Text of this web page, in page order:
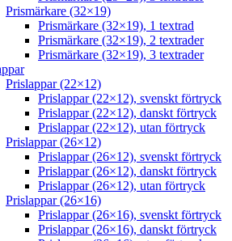
Prismärkare (32×19)
Prismärkare (32×19), 1 textrad
Prismärkare (32×19), 2 textrader
Prismärkare (32×19), 3 textrader
Prislappar (22×12)
Prislappar (22×12), svenskt förtryck
Prislappar (22×12), danskt förtryck
Prislappar (22×12), utan förtryck
Prislappar (26×12)
Prislappar (26×12), svenskt förtryck
Prislappar (26×12), danskt förtryck
Prislappar (26×12), utan förtryck
Prislappar (26×16)
Prislappar (26×16), svenskt förtryck
Prislappar (26×16), danskt förtryck